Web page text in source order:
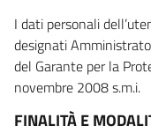
I dati personali
designati
del Garante per la
novembre 2008 s.m.i.
FINALITÀ E